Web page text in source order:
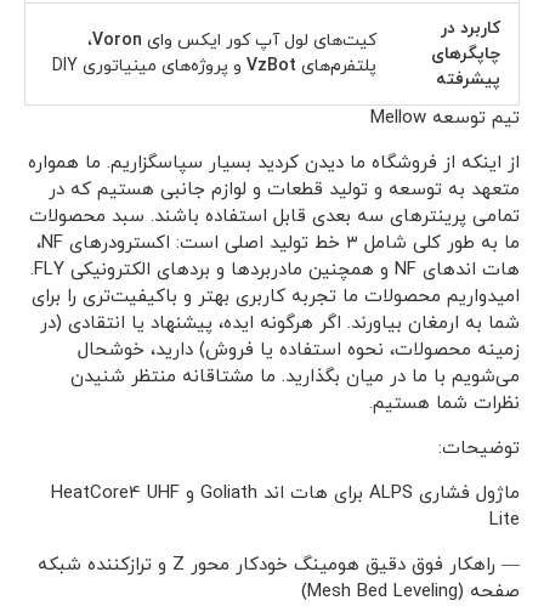
کاربرد در
چاپگرهای
پیشرفته
کیت‌های لول آپ کور ایکس وای Voron،
پلتفرم‌های VzBot و پروژه‌های مینیاتوری DIY
تیم توسعه Mellow
از اینکه از فروشگاه ما دیدن کردید بسیار سپاسگزاریم. ما همواره
متعهد به توسعه و تولید قطعات و لوازم جانبی هستیم که در
تمامی پرینترهای سه بعدی قابل استفاده باشند. سبد محصولات
ما به طور کلی شامل ۳ خط تولید اصلی است: اکسترودرهای NF،
هات اندهای NF و همچنین مادربردها و بردهای الکترونیکی FLY.
امیدواریم محصولات ما تجربه کاربری بهتر و باکیفیت‌تری را برای
شما به ارمغان بیاورند. اگر هرگونه ایده، پیشنهاد یا انتقادی (در
زمینه محصولات، نحوه استفاده یا فروش) دارید، خوشحال
می‌شویم با ما در میان بگذارید. ما مشتاقانه منتظر شنیدن
نظرات شما هستیم.
توضیحات:
ماژول فشاری ALPS برای هات اند Goliath و HeatCore4 UHF
Lite
— راهکار فوق دقیق هومینگ خودکار محور Z و ترازکننده شبکه
صفحه (Mesh Bed Leveling)